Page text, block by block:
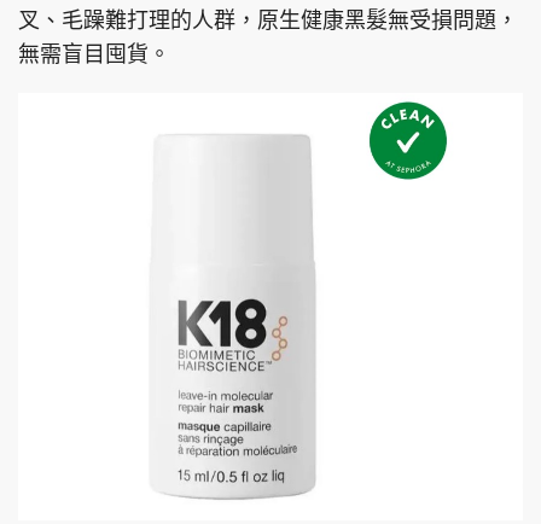
叉、毛躁難打理的人群，原生健康黑髮無受損問題，
無需盲目囤貨。